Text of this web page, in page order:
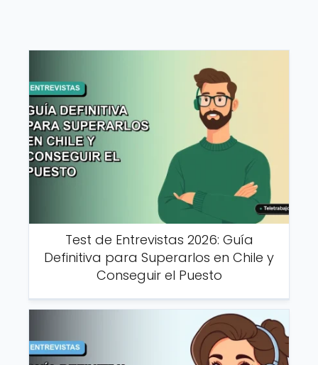
Test de Entrevistas 2026: Guía
Definitiva para Superarlos en Chile y
Conseguir el Puesto